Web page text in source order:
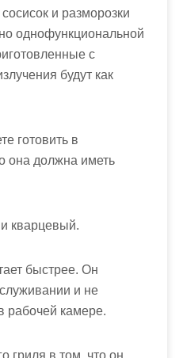
и разморозки
однофункциональной
с
будут как
готовить в
она должна иметь
кварцевый.
быстрее. Он
и не
рабочей камере.
гриля в том, что он